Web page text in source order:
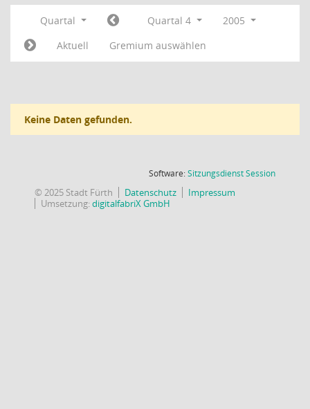
Quartal Quartal 4
2005
Aktuell
Gremium auswählen
Keine Daten gefunden.
Software:SitzungsdienstSession(Wird in
© 2025 Stadt Fürth Datenschutz
Impressum
Umsetzung:digitalfabriX GmbH